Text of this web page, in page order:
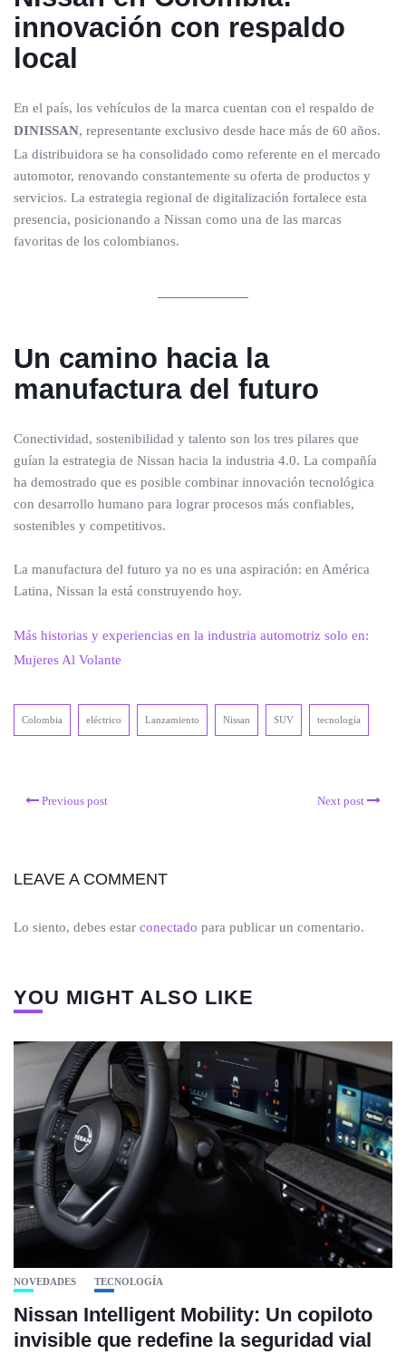
innovación con respaldo
local
En el país, los vehículos de la marca cuentan con el respaldo de
DINISSAN, representante exclusivo desde hace más de 60 años.
La distribuidora se ha consolidado como referente en el mercado
automotor, renovando constantemente su oferta de productos y
servicios. La estrategia regional de digitalización fortalece esta
presencia, posicionando a Nissan como una de las marcas
favoritas de los colombianos.
Un camino hacia la
manufactura del futuro
Conectividad, sostenibilidad y talento son los tres pilares que
guían la estrategia de Nissan hacia la industria 4.0. La compañía
ha demostrado que es posible combinar innovación tecnológica
con desarrollo humano para lograr procesos más confiables,
sostenibles y competitivos.
La manufactura del futuro ya no es una aspiración: en América
Latina, Nissan la está construyendo hoy.
Más historias y experiencias en la industria automotriz solo en:
Mujeres Al Volante
Colombia eléctrico Lanzamiento Nissan SUV tecnología
Previous post Next post
LEAVE A COMMENT
Lo siento, debes estar conectado para publicar un comentario.
YOU MIGHT ALSO LIKE
NOVEDADES TECNOLOGÍA
Nissan Intelligent Mobility: Un copiloto
invisible que redefine la seguridad vial